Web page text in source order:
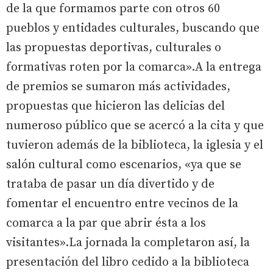
de la que formamos parte con otros 60
pueblos y entidades culturales, buscando que
las propuestas deportivas, culturales o
formativas roten por la comarca».A la entrega
de premios se sumaron más actividades,
propuestas que hicieron las delicias del
numeroso público que se acercó a la cita y que
tuvieron además de la biblioteca, la iglesia y el
salón cultural como escenarios, «ya que se
trataba de pasar un día divertido y de
fomentar el encuentro entre vecinos de la
comarca a la par que abrir ésta a los
visitantes».La jornada la completaron así, la
presentación del libro cedido a la biblioteca